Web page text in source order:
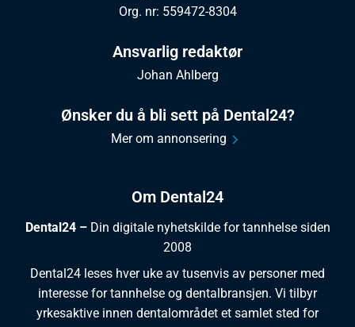
Om Dental24
Dental24 – Din digitale nyhetskilde for tannhelse siden
2008
Dental24 leses hver uke av tusenvis av personer med
interesse for tannhelse og dentalbransjen. Vi tilbyr
yrkesaktive innen dentalområdet et samlet sted for
Org. nr: 559472-8304
Ansvarlig redaktør
Johan Ahlberg
Ønsker du å bli sett på Dental24?
Mer om annonsering